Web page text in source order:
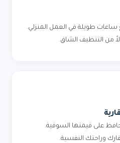
طويلة في العمل المنزلي.
من التنظيف الشاق.
على قيمتها السوقية.
وراحتك النفسية.